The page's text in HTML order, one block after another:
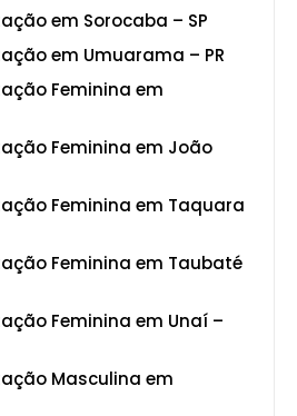
em Sorocaba – SP
em Umuarama – PR
Feminina em
Feminina em João
Feminina em Taquara
Feminina em Taubaté
Feminina em Unaí –
Masculina em